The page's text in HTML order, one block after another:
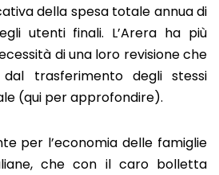
della spesa totale annua di
utenti finali. L’Arera ha più
di una loro revisione che
trasferimento degli stessi
(qui per approfondire).
per l’economia delle famiglie
che con il caro bolletta